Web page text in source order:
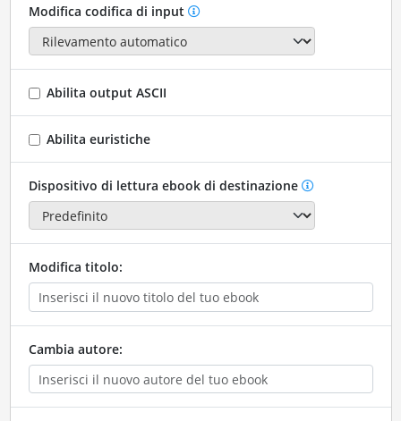
Modifica codifica di input
Abilita output ASCII
Abilita euristiche
Dispositivo di lettura ebook di destinazione
Modifica titolo:
Cambia autore: